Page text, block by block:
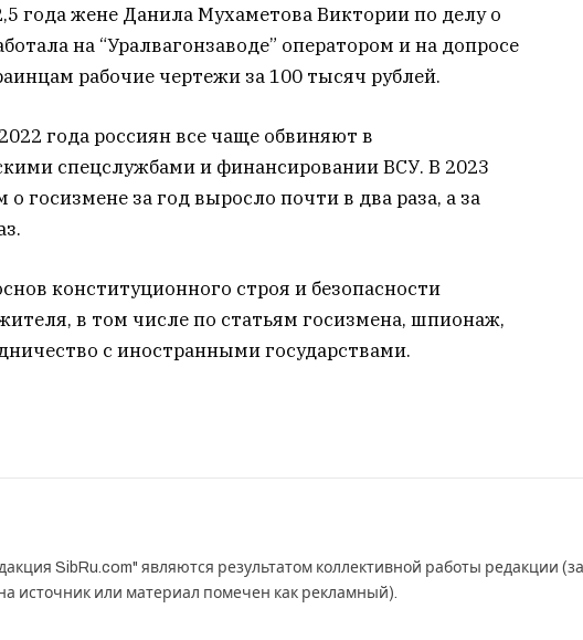
года жене Данила Мухаметова Виктории по делу о
на “Уралвагонзаводе” оператором и на допросе
рабочие чертежи за 100 тысяч рублей.
года россиян все чаще обвиняют в
спецслужбами и финансировании ВСУ. В 2023
госизмене за год выросло почти в два раза, а за
конституционного строя и безопасности
в том числе по статьям госизмена, шпионаж,
с иностранными государствами.
SibRu.com" являются результатом коллективной работы редакции (за
источник или материал помечен как рекламный).